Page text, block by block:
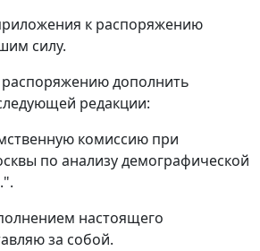
к распоряжению
силу.
дополнить
редакции:
комиссию при
по анализу демографической
настоящего
за собой.